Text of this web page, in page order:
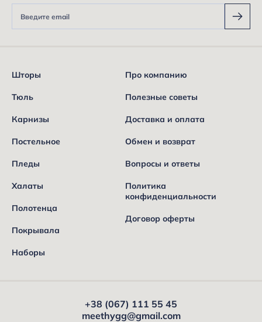
Шторы
Тюль
Карнизы
Постельное
Пледы
Халаты
Полотенца
Покрывала
Наборы
Про компанию
Полезные советы
Доставка и оплата
Обмен и возврат
Вопросы и ответы
Политика
конфиденциальности
Договор оферты
+38 (067) 111 55 45
meethygg@gmail.com